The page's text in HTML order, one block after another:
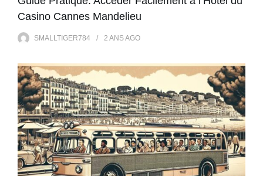
Casino Cannes Mandelieu
SMALLTIGER784 2 ANSAGO